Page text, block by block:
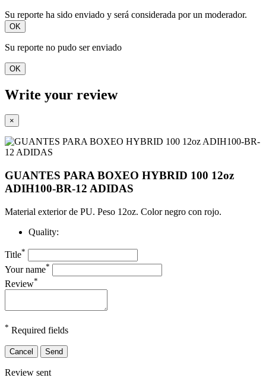
Su reporte ha sido enviado y será considerada por un moderador.
OK
Su reporte no pudo ser enviado
OK
Write your review
×
GUANTES PARA BOXEO HYBRID 100 12oz
ADIH100-BR-12 ADIDAS
Material exterior de PU. Peso 12oz. Color negro con rojo.
Quality:
Title*
Your name*
Review*
* Required fields
Cancel Send
Review sent